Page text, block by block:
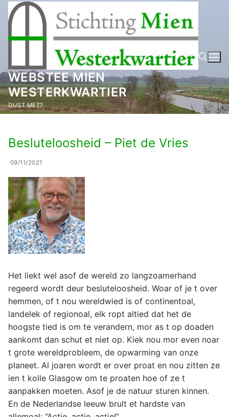
naar
inhoud
WEBSTEE MIEN
WESTERKWARTIER
DUST MET? Zoeken naar:
Besluteloosheid – Piet de Vries
09/11/2021
Het liekt wel asof de wereld zo langzoamerhand
regeerd wordt deur besluteloosheid. Woar of je t over
hemmen, of t nou wereldwied is of continentoal,
landelek of regionoal, elk ropt altied dat het de
hoogste tied is om te verandern, mor as t op doaden
aankomt dan schut et niet op. Kiek nou mor even noar
t grote wereldprobleem, de opwarming van onze
planeet. Al joaren wordt er over proat en nou zitten ze
ien t kolle Glasgow om te proaten hoe of ze t
aanpakken moeten. Asof je de natuur sturen kinnen.
En de Nederlandse leeuw brult et hardste van